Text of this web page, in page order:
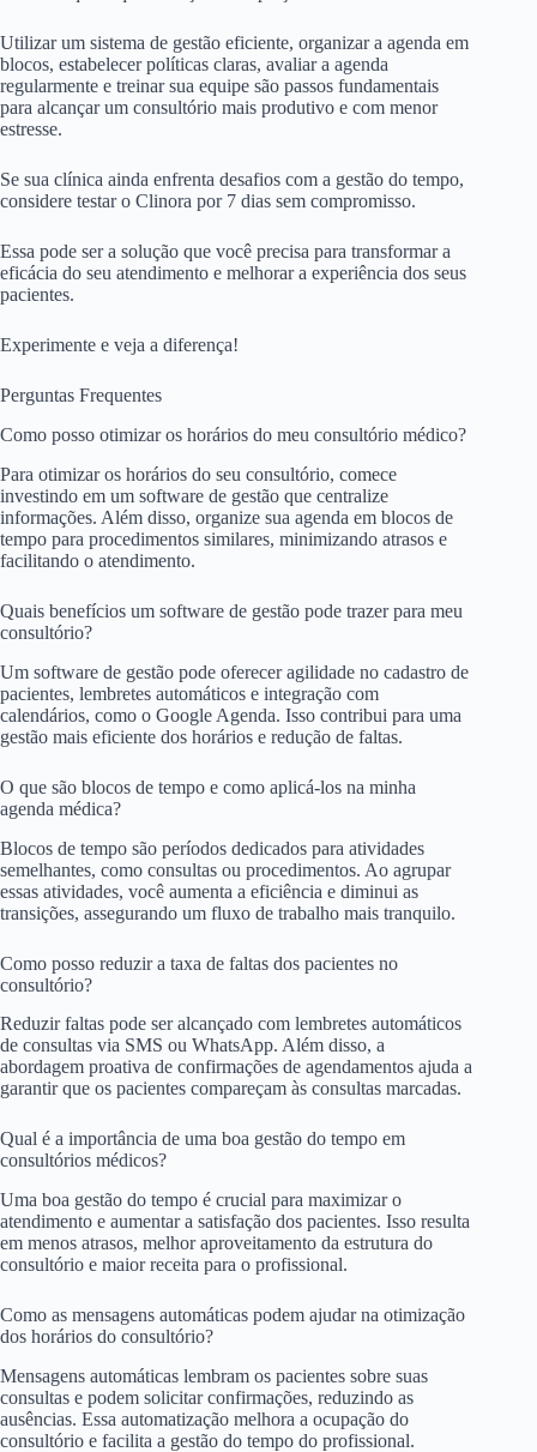
Utilizar um sistema de gestão eficiente, organizar a agenda em
blocos, estabelecer políticas claras, avaliar a agenda
regularmente e treinar sua equipe são passos fundamentais
para alcançar um consultório mais produtivo e com menor
estresse.
Se sua clínica ainda enfrenta desafios com a gestão do tempo,
considere testar o Clinora por 7 dias sem compromisso.
Essa pode ser a solução que você precisa para transformar a
eficácia do seu atendimento e melhorar a experiência dos seus
pacientes.
Experimente e veja a diferença!
Perguntas Frequentes
Como posso otimizar os horários do meu consultório médico?
Para otimizar os horários do seu consultório, comece
investindo em um software de gestão que centralize
informações. Além disso, organize sua agenda em blocos de
tempo para procedimentos similares, minimizando atrasos e
facilitando o atendimento.
Quais benefícios um software de gestão pode trazer para meu
consultório?
Um software de gestão pode oferecer agilidade no cadastro de
pacientes, lembretes automáticos e integração com
calendários, como o Google Agenda. Isso contribui para uma
gestão mais eficiente dos horários e redução de faltas.
O que são blocos de tempo e como aplicá-los na minha
agenda médica?
Blocos de tempo são períodos dedicados para atividades
semelhantes, como consultas ou procedimentos. Ao agrupar
essas atividades, você aumenta a eficiência e diminui as
transições, assegurando um fluxo de trabalho mais tranquilo.
Como posso reduzir a taxa de faltas dos pacientes no
consultório?
Reduzir faltas pode ser alcançado com lembretes automáticos
de consultas via SMS ou WhatsApp. Além disso, a
abordagem proativa de confirmações de agendamentos ajuda a
garantir que os pacientes compareçam às consultas marcadas.
Qual é a importância de uma boa gestão do tempo em
consultórios médicos?
Uma boa gestão do tempo é crucial para maximizar o
atendimento e aumentar a satisfação dos pacientes. Isso resulta
em menos atrasos, melhor aproveitamento da estrutura do
consultório e maior receita para o profissional.
Como as mensagens automáticas podem ajudar na otimização
dos horários do consultório?
Mensagens automáticas lembram os pacientes sobre suas
consultas e podem solicitar confirmações, reduzindo as
ausências. Essa automatização melhora a ocupação do
consultório e facilita a gestão do tempo do profissional.